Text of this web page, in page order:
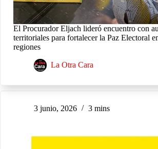
El Procurador Eljach lideró encuentro con
territoriales para fortalecer la Paz Electoral
regiones
La Otra Cara
3 junio, 2026 3 mins